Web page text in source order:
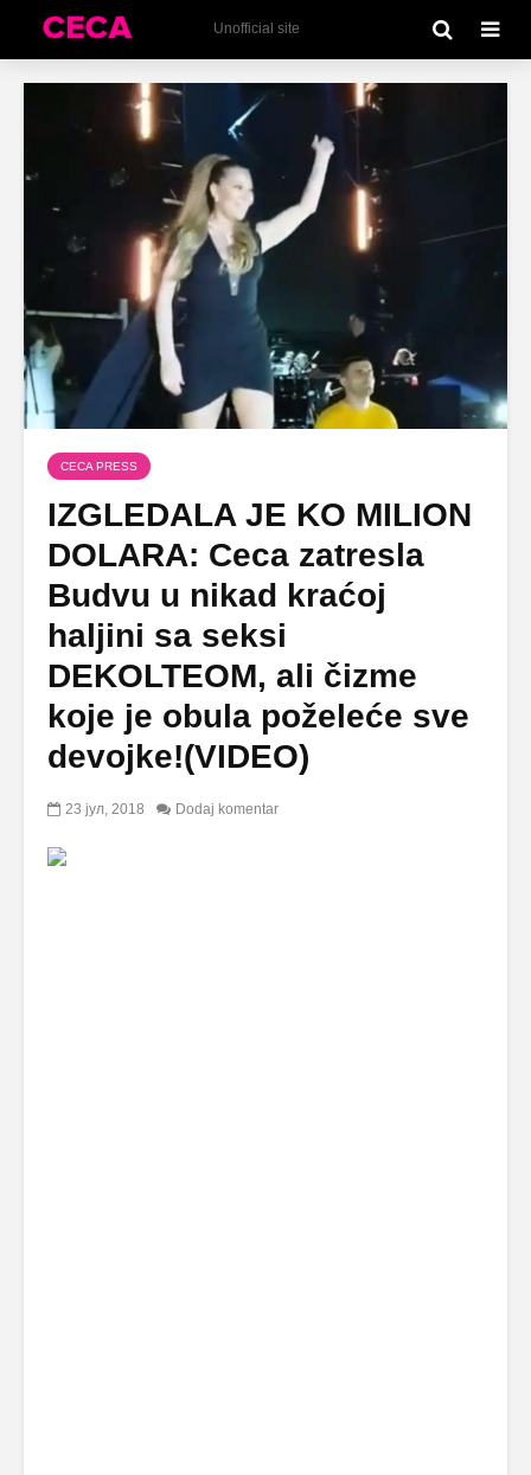
Unofficial site
CECA PRESS
IZGLEDALA JE KO MILION
DOLARA: Ceca zatresla
Budvu u nikad kraćoj
haljini sa seksi
DEKOLTEOM, ali čizme
koje je obula poželeće sve
devojke!(VIDEO)
23 јул, 2018 Dodaj komentar